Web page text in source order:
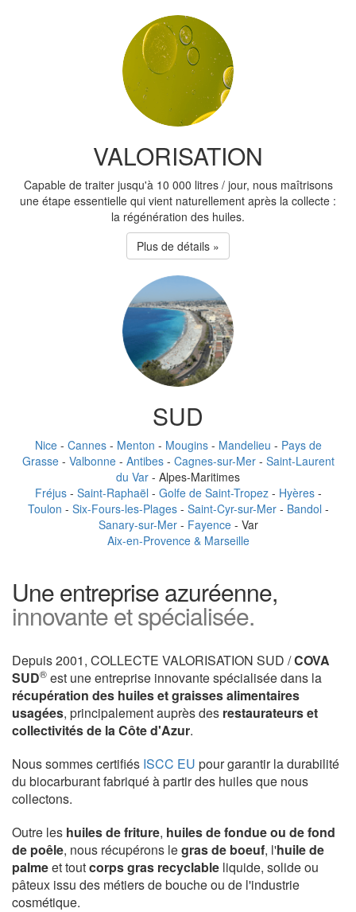
VALORISATION
Capable de traiter jusqu'à 10 000 litres / jour, nous maîtrisons
une étape essentielle qui vient naturellement après la collecte :
la régénération des huiles.
Plus de détails »
SUD
Nice- Cannes- Menton - Mougins- Mandelieu - Pays de
Grasse- Valbonne- Antibes- Cagnes-sur-Mer- Saint-Laurent
du Var - Alpes-Maritimes
Fréjus- Saint-Raphaël - Golfe de Saint-Tropez- Hyères-
Toulon - Six-Fours-les-Plages- Saint-Cyr-sur-Mer- Bandol -
Sanary-sur-Mer- Fayence- Var
Aix-en-Provence & Marseille
Une entreprise azuréenne,
innovante et spécialisée.
Depuis 2001, COLLECTE VALORISATION SUD /COVA
SUD® est une entreprise innovante spécialisée dans la
récupération des huiles et graisses alimentaires
usagées, principalement auprès des restaurateurs et
collectivités de la Côte d'Azur.
Nous sommes certifiés ISCC EU pour garantir la durabilité
du biocarburant fabriqué à partir des huiles que nous
collectons.
Outre les huiles de friture, huiles de fondue ou de fond
de poêle, nous récupérons legras de boeuf, l'huile de
palmeet toutcorps gras recyclable liquide, solide ou
pâteux issu des métiers de bouche ou de l'industrie
cosmétique.